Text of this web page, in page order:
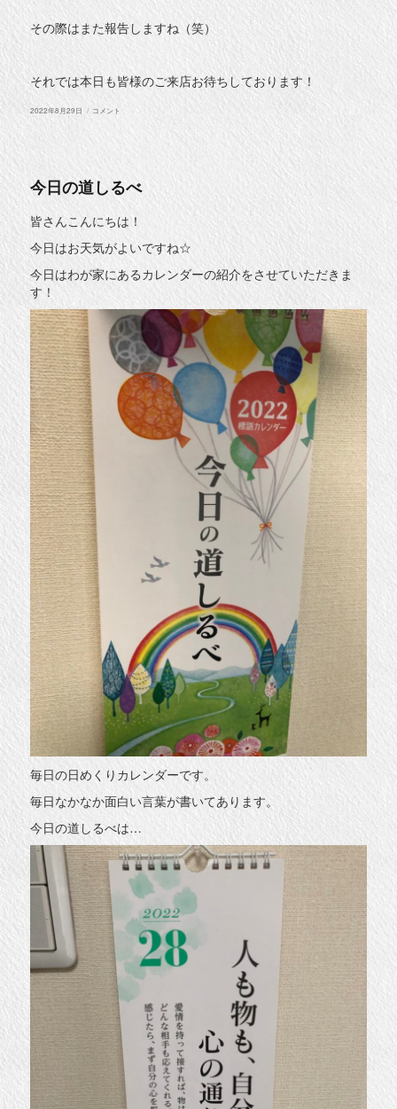
その際はまた報告しますね（笑）
それでは本日も皆様のご来店お待ちしております！
投
2022年8月29日
チ
コメント
今日の道しるべ
皆さんこんにちは！
今日はお天気がよいですね☆
今日はわが家にあるカレンダーの紹介をさせていただきま
す！
毎日の日めくりカレンダーです。
毎日なかなか面白い言葉が書いてあります。
今日の道しるべは…